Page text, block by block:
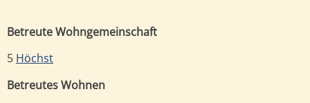
Betreute Wohngemeinschaft
5 Höchst
Betreutes Wohnen